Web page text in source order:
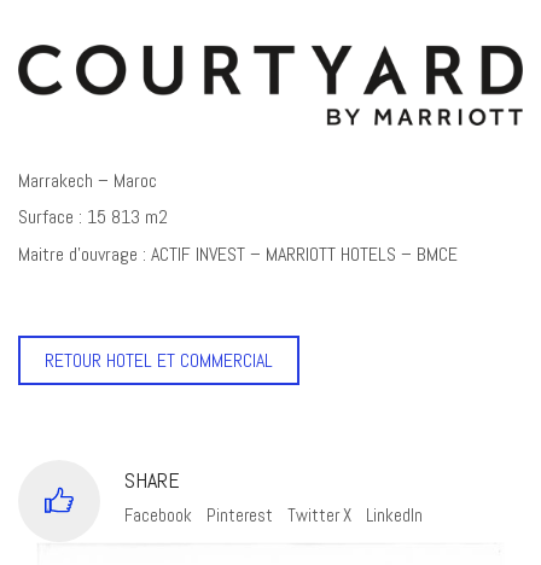
Marrakech – Maroc
Surface : 15 813 m2
Maitre d’ouvrage : ACTIF INVEST – MARRIOTT HOTELS – BMCE
RETOUR HOTEL ET COMMERCIAL
SHARE
Facebook Pinterest Twitter X LinkedIn